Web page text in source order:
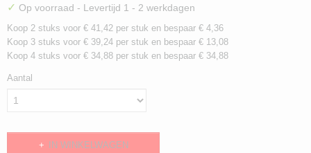
✓ Op voorraad - Levertijd 1 - 2 werkdagen
Koop 2 stuks voor € 41,42 per stuk en bespaar € 4,36
Koop 3 stuks voor € 39,24 per stuk en bespaar € 13,08
Koop 4 stuks voor € 34,88 per stuk en bespaar € 34,88
Aantal
IN WINKELWAGEN